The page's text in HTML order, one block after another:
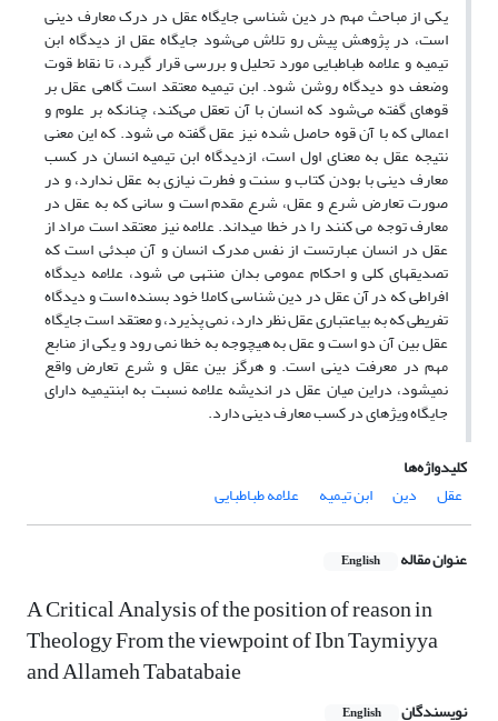
یکی از مباحث مهم در دین شناسی جایگاه عقل در درک معارف دینی
است، در پژوهش پیش رو تلاش می‌شود جایگاه عقل از دیدگاه ابن
تیمیه و علامه طباطبایی مورد تحلیل و بررسی قرار گیرد، تا نقاط قوت
وضعف دو دیدگاه روشن شود. ابن تیمیه معتقد است گاهی عقل بر
قوه‏ای گفته می‌شود که انسان با آن تعقل می‌کند، چنانکه بر علوم و
اعمالی که با آن قوه حاصل شده نیز عقل گفته می شود. که این معنی
نتیجه عقل به معنای اول است، ازدیدگاه ابن تیمیه انسان در کسب
معارف دینی با بودن کتاب و سنت و فطرت نیازی به عقل ندارد، و در
صورت تعارض شرع و عقل، شرع مقدم است و سانی که به عقل در
معارف توجه می کنند را در خطا می‏داند. علامه نیز معتقد است مراد از
عقل در انسان عبارتست از نفس مدرک انسان و آن مبدئى است که
تصدیقهاى کلى و احکام عمومى بدان منتهى می شود، علامه دیدگاه
افراطی که در آن عقل در دین شناسی کاملا خود بسنده است و دیدگاه
تفریطی که به بى‏اعتباری عقل نظر دارد، نمی پذیرد، و معتقد است جایگاه
عقل بین آن دو است و عقل به هیچ‏وجه به خطا نمی رود و یکی از منابع
مهم در معرفت دینی است. و هرگز بین عقل و شرع تعارض واقع
نمی‏شود، دراین میان عقل در اندیشه علامه نسبت به ابن‏تیمیه دارای
جایگاه ویژه‏ای در کسب معارف دینی دارد.
کلیدواژه‌ها
عقل
دین ابن تیمیه علامه طباطبایی
عنوان مقاله English
A Critical Analysis of the position of reason in
Theology From the viewpoint of Ibn Taymiyya
and Allameh Tabatabaie
نویسندگان English